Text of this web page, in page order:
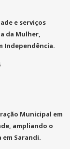
e serviços
da Mulher,
Independência.
Municipal em
ampliando o
Sarandi.